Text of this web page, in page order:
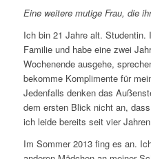
Eine weitere mutige Frau, die
Ich bin 21 Jahre alt.
Familie und habe eine zwei
Wochenende ausgehe,
bekomme Komplimente für
Jedenfalls denken das
dem ersten Blick nicht an,
ich leide bereits seit vier
Im Sommer 2013 fing es an.